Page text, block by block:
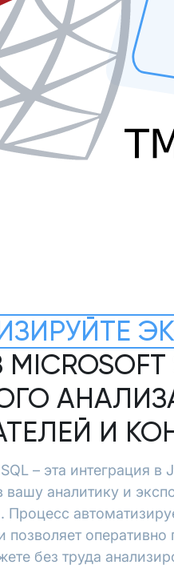
И
– эта интеграция в
аналитику и
позволяет
без труда